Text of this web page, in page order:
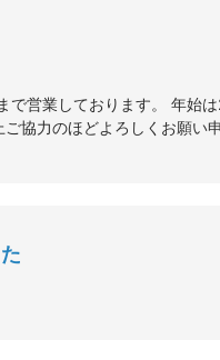
で営業しております。 年始
協力のほどよろしくお願い